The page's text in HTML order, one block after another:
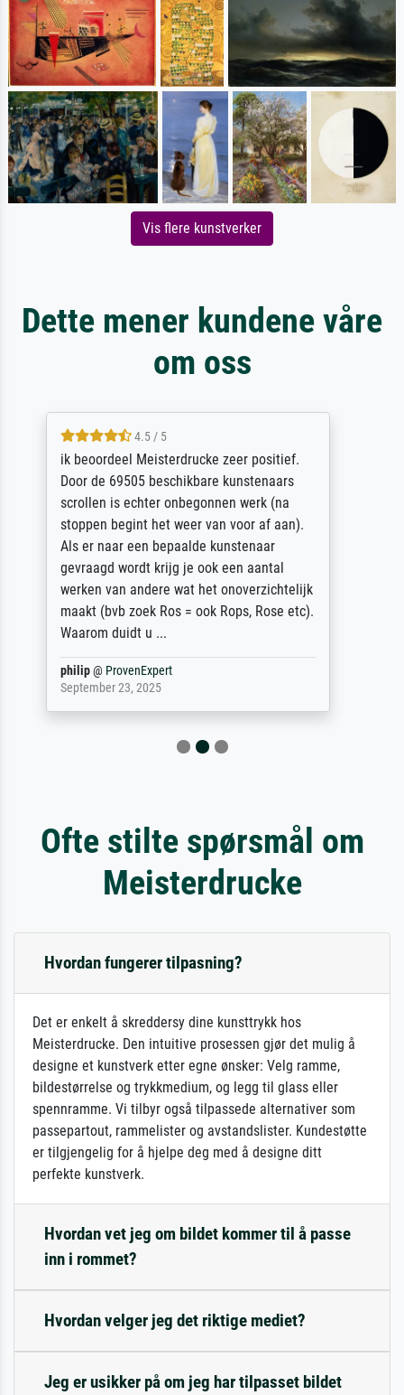
Vis flere kunstverker
Dette mener kundene våre
om oss
5 / 5
Die Zufriedenheit ist auch nicht dadurch
getrübt, dass das Bild entgegen einer
angegebenen Lieferanschrift (sollte eine
Überraschung für die normannische
Ehefrau sein zum Hochzeits- gleichzeitig
auch Geburtstag sein) doch nach zu Hause
zugestellt wurde.
Jürgen@ProvenExpert
April 22, 2026
Ofte stilte spørsmål om
Meisterdrucke
Hvordan fungerer tilpasning?
Det er enkelt å skreddersy dine kunsttrykk hos
Meisterdrucke. Den intuitive prosessen gjør det mulig å
designe et kunstverk etter egne ønsker: Velg ramme,
bildestørrelse og trykkmedium, og legg til glass eller
spennramme. Vi tilbyr også tilpassede alternativer som
passepartout, rammelister og avstandslister. Kundestøtte
er tilgjengelig for å hjelpe deg med å designe ditt
perfekte kunstverk.
Hvordan vet jeg om bildet kommer til å passe
inn i rommet?
Hvordan velger jeg det riktige mediet?
Jeg er usikker på om jeg har tilpasset bildet